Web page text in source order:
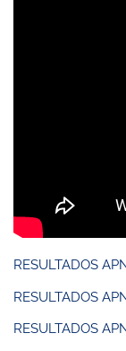
RESULTADOS
RESULTADOS
RESULTADOS